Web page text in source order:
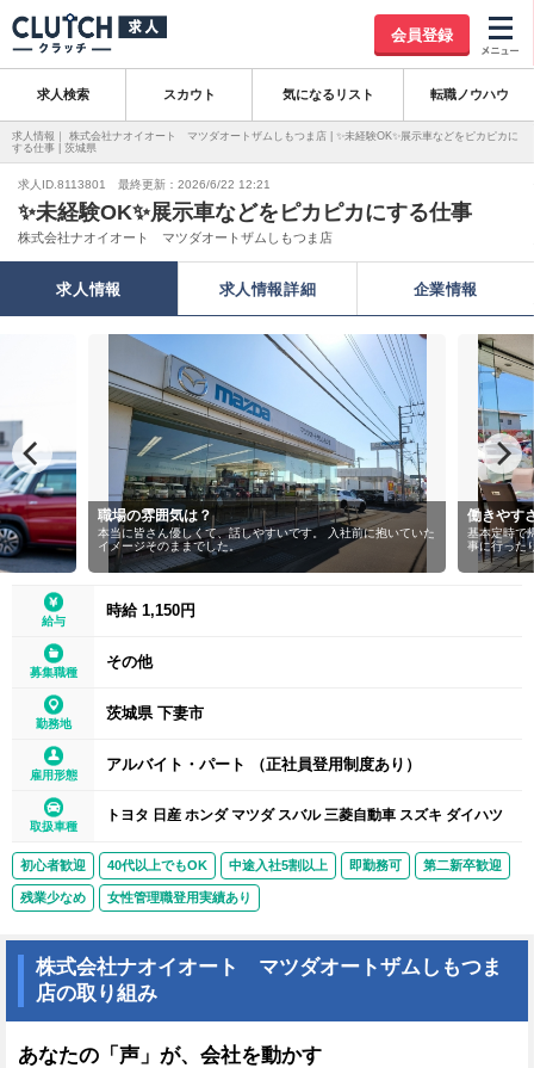
会員登録
求人検索 スカウト 気になるリスト 転職ノウハウ
求人情報｜ 株式会社ナオイオート マツダオートザムしもつま店 | ✨未経験OK✨展示車などをピカピカに
する仕事 | 茨城県
求人ID.8113801 最終更新：2026/6/22 12:21
✨未経験OK✨展示車などをピカピカにする仕事
株式会社ナオイオート マツダオートザムしもつま店
求人情報 求人情報詳細 企業情報
職場の雰囲気は？
本当に皆さん優しくて、話しやすいです。 入社前に抱いていた
イメージそのままでした。
働きやすさは
基本定時で帰
事に行ったり、
給与
時給 1,150円
募集職種
その他
勤務地
茨城県 下妻市
雇用形態
アルバイト・パート （正社員登用制度あり）
取扱車種
トヨタ 日産 ホンダ マツダ スバル 三菱自動車 スズキ ダイハツ
初心者歓迎 40代以上でもOK 中途入社5割以上 即勤務可 第二新卒歓迎
残業少なめ 女性管理職登用実績あり
株式会社ナオイオート マツダオートザムしもつま
店の取り組み
あなたの「声」が、会社を動かす